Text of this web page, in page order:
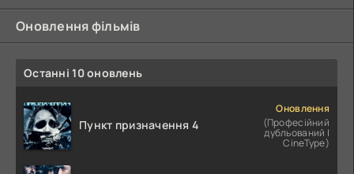
Оновлення фільмів
Останні 10 оновлень
Пункт призначення 4
Оновлення
(Професійний
дубльований |
CineType)